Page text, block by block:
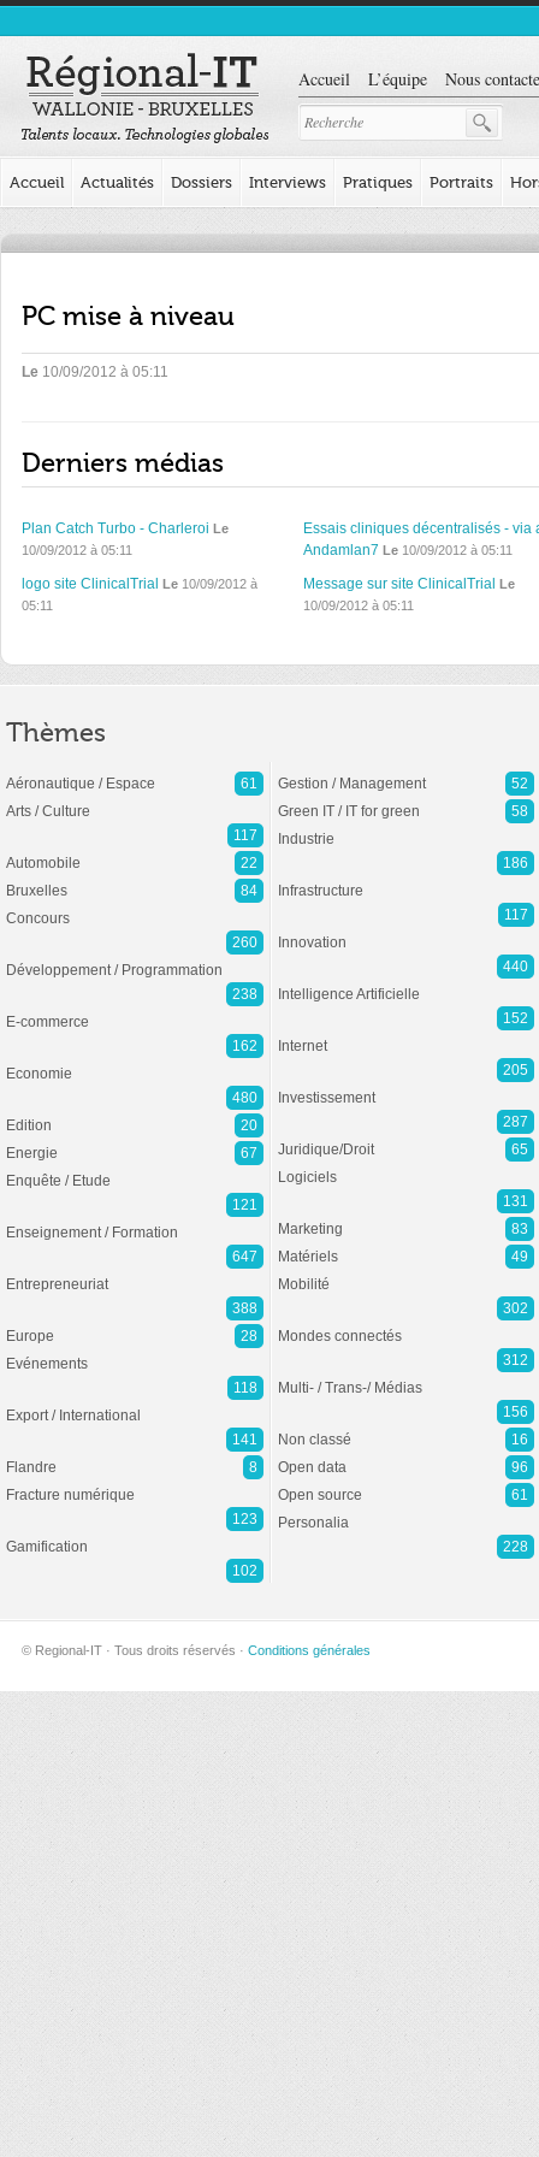
Accueil L’équipe Nous
Accueil Actualités Dossiers Interviews Pratiques Portraits
PC mise à niveau
Le 10/09/2012 à 05:11
Derniers médias
Plan Catch Turbo - Charleroi Le
10/09/2012 à 05:11
Essais cliniques décentralisés - via
Andamlan7 Le10/09/2012 à 05:11
logo site ClinicalTrial Le 10/09/2012 à
05:11
Message sur site ClinicalTrial Le
10/09/2012 à 05:11
Thèmes
Aéronautique / Espace
61
Arts / Culture
117
Automobile
22
Bruxelles
84
Concours
260
Développement / Programmation
238
E-commerce
162
Economie
480
Edition
20
Energie
67
Enquête / Etude
121
Enseignement / Formation
647
Entrepreneuriat
388
Europe
28
Evénements
118
Export / International
141
Flandre
8
Fracture numérique
123
Gamification
102
Gestion / Management
52
Green IT / IT for green
58
Industrie
186
Infrastructure
117
Innovation
440
Intelligence Artificielle
152
Internet
205
Investissement
287
Juridique/Droit
65
Logiciels
131
Marketing
83
Matériels
49
Mobilité
302
Mondes connectés
312
Multi- / Trans-/ Médias
156
Non classé
16
Open data
96
Open source
61
Personalia
228
© Regional-IT · Tous droits réservés · Conditions générales